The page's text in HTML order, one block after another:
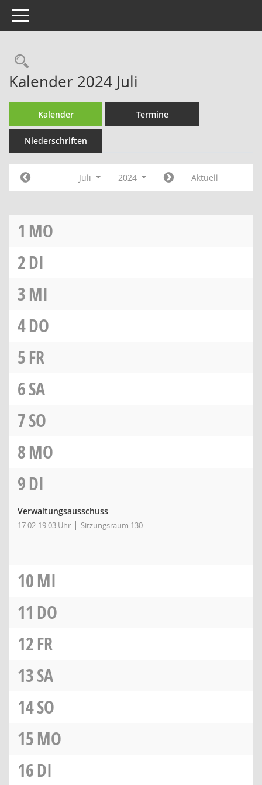
Toggle navigation
Rechercheauswahl
Kalender 2024 Juli
Kalender Termine
Niederschriften
Juli 2024 Aktuell
1 MO
2DI
3MI
4DO
5FR
6SA
7SO
8MO
9DI
Verwaltungsausschuss
17:02-19:03 Uhr Sitzungsraum 130
10MI
11 DO
12FR
13SA
14SO
15MO
16DI